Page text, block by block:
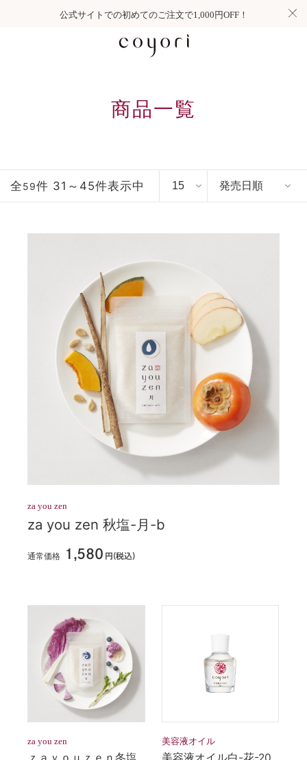
公式サイトでの初めてのご注文で1,000円OFF！
商品一覧
全59件 31～45件表示中
za you zen
za you zen 秋塩-月-b
通常価格 1,580 円(税込)
za you zen 美容液オイル